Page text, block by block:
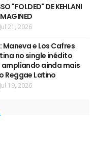
"FOLDED" DE KEHLANI
Jul 21, 2026
Maneva e Los Cafres
no single inédito
ampliando ainda mais
Reggae Latino
Jul 19, 2026